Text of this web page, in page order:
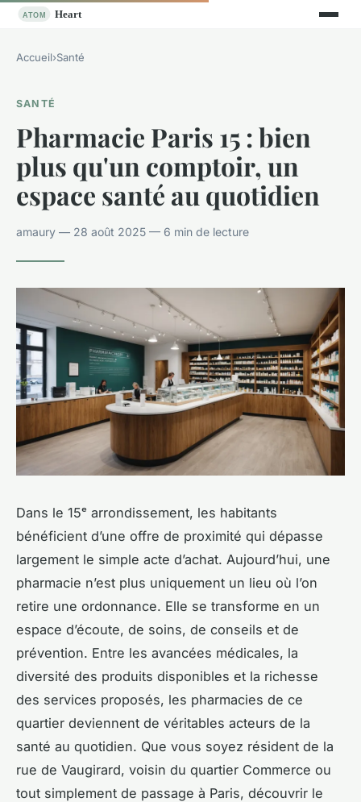
Accueil›Santé
SANTÉ
Pharmacie Paris 15 : bien
plus qu'un comptoir, un
espace santé au quotidien
amaury — 28 août 2025 — 6 min de lecture
Dans le 15ᵉ arrondissement, les habitants
bénéficient d’une offre de proximité qui dépasse
largement le simple acte d’achat. Aujourd’hui, une
pharmacie n’est plus uniquement un lieu où l’on
retire une ordonnance. Elle se transforme en un
espace d’écoute, de soins, de conseils et de
prévention. Entre les avancées médicales, la
diversité des produits disponibles et la richesse
des services proposés, les pharmacies de ce
quartier deviennent de véritables acteurs de la
santé au quotidien. Que vous soyez résident de la
rue de Vaugirard, voisin du quartier Commerce ou
tout simplement de passage à Paris, découvrir le